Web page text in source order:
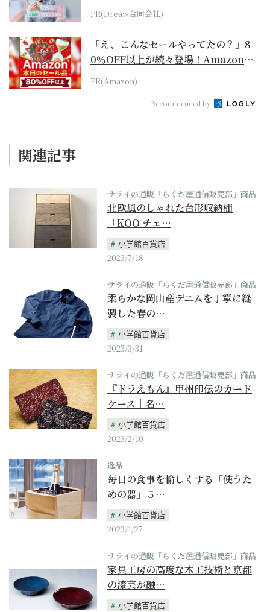
PR(Dreaw合同会社)
「え、こんなセールやってたの？」8
0％OFF以上が続々登場！Amazonの
本気が...
PR(Amazon)
Recommended by
関連記事
サライの通販「らくだ屋通信販売部」商品
北欧風のしゃれた台形収納棚
「KOO チェ…
小学館百貨店
2023/7/18
サライの通販「らくだ屋通信販売部」商品
柔らかな岡山産デニムを丁寧に縫
製した春の…
小学館百貨店
2023/3/31
サライの通販「らくだ屋通信販売部」商品
『ドラえもん』甲州印伝のカード
ケース｜名…
小学館百貨店
2023/2/10
逸品
毎日の食事を愉しくする「使うた
めの器」５…
小学館百貨店
2023/1/27
サライの通販「らくだ屋通信販売部」商品
家具工房の高度な木工技術と京都
の漆芸が融…
小学館百貨店